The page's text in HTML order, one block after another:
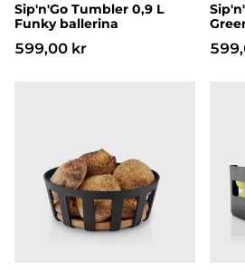
Sip'n'Go Tumbler 0,9 L
Funky ballerina
599,00 kr